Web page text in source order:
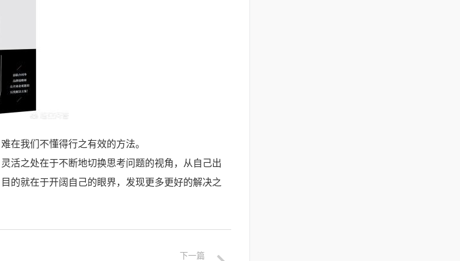
在我们不懂得行之有效的方法。
活之处在于不断地切换思考问题的视角，从自己出
的就在于开阔自己的眼界，发现更多更好的解决之
下一篇